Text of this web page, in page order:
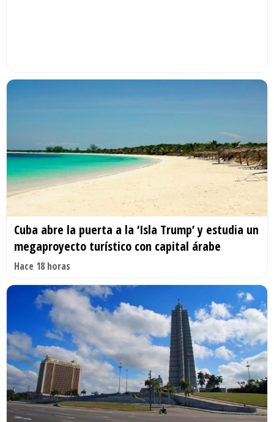
Cuba abre la puerta a la ‘Isla Trump’ y estudia un
megaproyecto turístico con capital árabe
Hace 18 horas